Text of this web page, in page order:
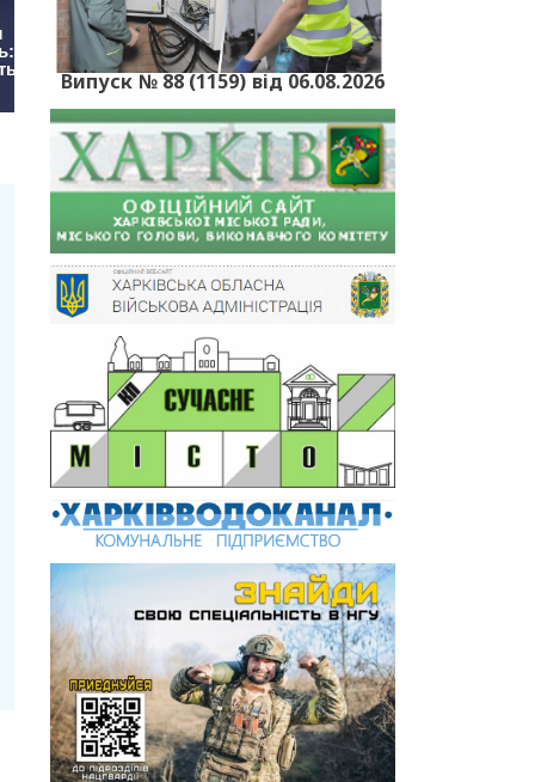
Випуск № 88 (1159) від 06.08.2026